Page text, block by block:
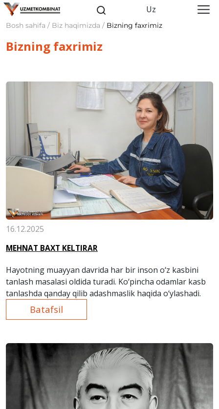
Uz
Bosh sahifa / Biz haqimizda / Bizning faxrimiz
Bizning faxrimiz
16.12.2025
MEHNAT BAXT KELTIRAR
Hayotning muayyan davrida har bir inson o‘z kasbini
tanlash masalasi oldida turadi. Ko‘pincha odamlar kasb
tanlashda qanday qilib adashmaslik haqida o‘ylashadi.
Batafsil